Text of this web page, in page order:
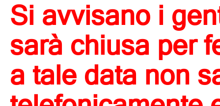
Si avvisano i
sarà chiusa per
a tale data non